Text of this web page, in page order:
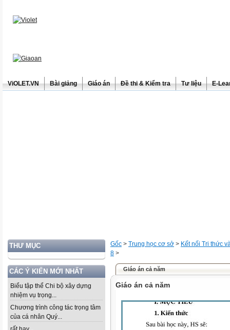
ViOLET.VN Bài giảng Giáo án Đề thi & Kiểm tra Tư liệu E-
THƯ MỤC
CÁC Ý KIẾN MỚI NHẤT
Biểu tập thể Chi bộ xây dựng
nhiệm vụ trọng...
Chương trình công tác trọng tâm
của cá nhân Quý...
Gốc > Trung học cơ sở > Kết nối Tri thức
8 >
Giáo án cả năm
Giáo án cả năm